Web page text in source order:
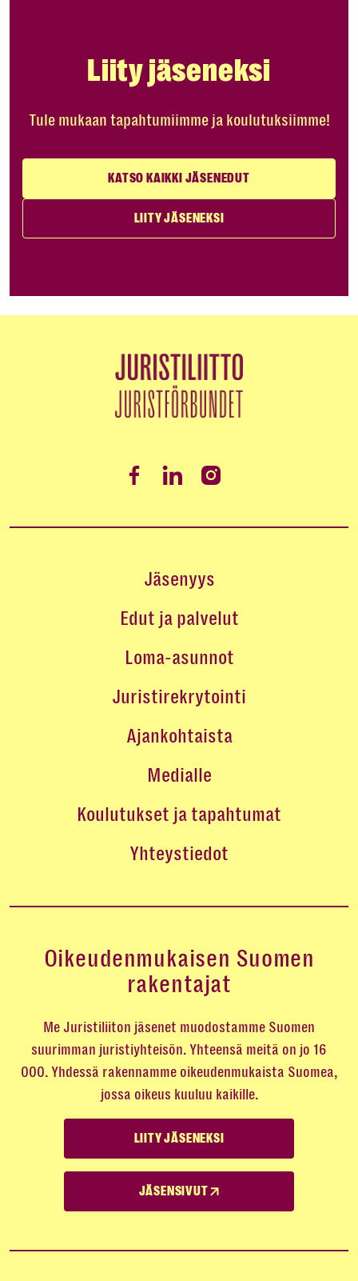
Liity jäseneksi
Tule mukaan tapahtumiimme ja koulutuksiimme!
KATSO KAIKKI JÄSENEDUT
LIITY JÄSENEKSI
Jäsenyys
Edut ja palvelut
Loma-asunnot
Juristirekrytointi
Ajankohtaista
Medialle
Koulutukset ja tapahtumat
Yhteystiedot
Oikeudenmukaisen Suomen
rakentajat
Me Juristiliiton jäsenet muodostamme Suomen
suurimman juristiyhteisön. Yhteensä meitä on jo 16
000. Yhdessä rakennamme oikeudenmukaista Suomea,
jossa oikeus kuuluu kaikille.
LIITY JÄSENEKSI
JÄSENSIVUT